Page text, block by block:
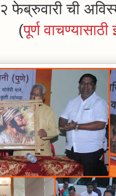
२ फेब्रुवारी ची
(पूर्ण